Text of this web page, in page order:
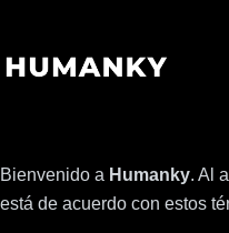
contenido
Bienvenido a Humanky. Al
está de acuerdo con estos